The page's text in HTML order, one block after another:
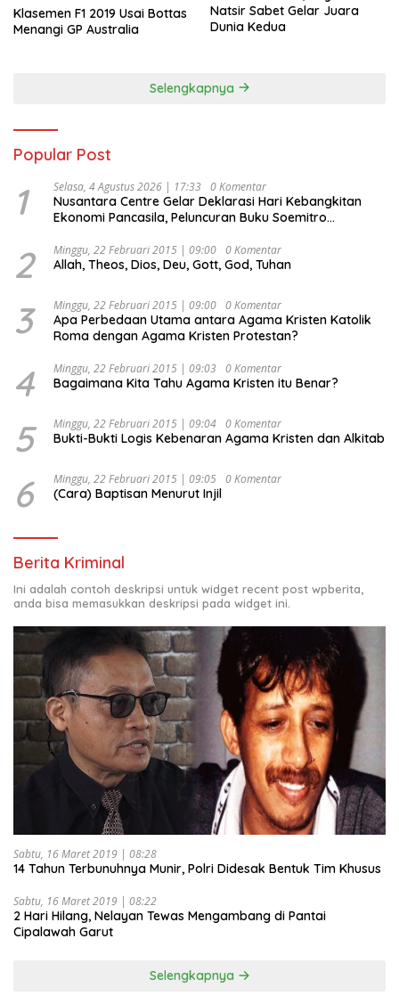
Klasemen F1 2019 Usai Bottas
Menangi GP Australia
Natsir Sabet Gelar Juara
Dunia Kedua
Selengkapnya
Popular Post
1 Selasa, 4 Agustus 2026 | 17:33 0 Komentar
Nusantara Centre Gelar Deklarasi Hari Kebangkitan
Ekonomi Pancasila, Peluncuran Buku Soemitro
Ekonomi Politik Indonesia) & Simposium Nasional
“Urgensi Undang-Undang Perekonomian Nasional dan
Indonesia Emas 2045”,
2 Minggu, 22 Februari 2015 | 09:00 0 Komentar
Allah, Theos, Dios, Deu, Gott, God, Tuhan
3 Minggu, 22 Februari 2015 | 09:00 0 Komentar
Apa Perbedaan Utama antara Agama Kristen Katolik
Roma dengan Agama Kristen Protestan?
4 Minggu, 22 Februari 2015 | 09:03 0 Komentar
Bagaimana Kita Tahu Agama Kristen itu Benar?
5 Minggu, 22 Februari 2015 | 09:04 0 Komentar
Bukti-Bukti Logis Kebenaran Agama Kristen dan Alkitab
6 Minggu, 22 Februari 2015 | 09:05 0 Komentar
(Cara) Baptisan Menurut Injil
Berita Kriminal
Ini adalah contoh deskripsi untuk widget recent post wpberita,
anda bisa memasukkan deskripsi pada widget ini.
Sabtu, 16 Maret 2019 | 08:28
14 Tahun Terbunuhnya Munir, Polri Didesak Bentuk Tim Khusus
Sabtu, 16 Maret 2019 | 08:22
2 Hari Hilang, Nelayan Tewas Mengambang di Pantai
Cipalawah Garut
Selengkapnya